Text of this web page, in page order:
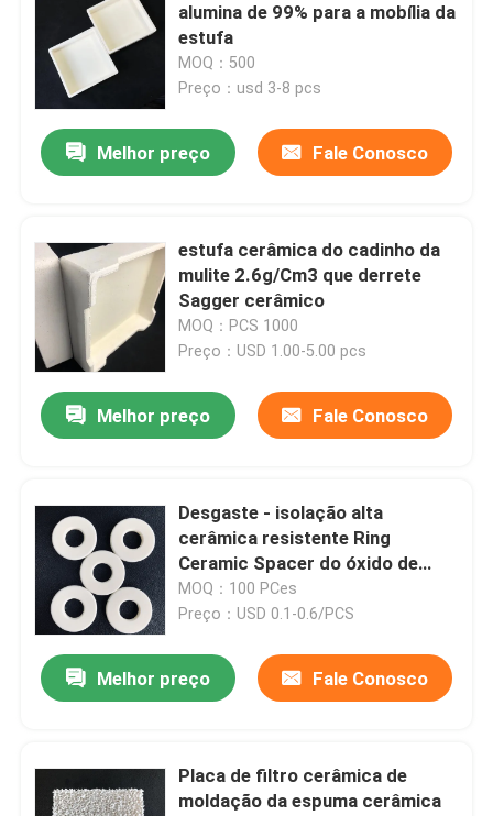
Casa
alumina de 99% para a mobília da
estufa
MOQ：500
Preço：usd 3-8 pcs
Melhor preço Fale Conosco
estufa cerâmica do cadinho da
mulite 2.6g/Cm3 que derrete
Sagger cerâmico
MOQ：PCS 1000
Preço：USD 1.00-5.00 pcs
Melhor preço Fale Conosco
Desgaste - isolação alta
cerâmica resistente Ring
Ceramic Spacer do óxido de
alumínio de 99%
MOQ：100 PCes
Preço：USD 0.1-0.6/PCS
Melhor preço Fale Conosco
Placa de filtro cerâmica de
moldação da espuma cerâmica